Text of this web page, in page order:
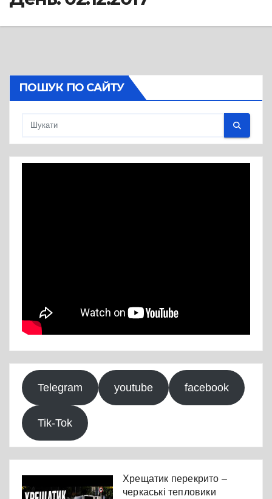
ПОШУК ПО САЙТУ
Telegram youtube facebook
Tik-Tok
Хрещатик перекрито –
черкаські тепловики